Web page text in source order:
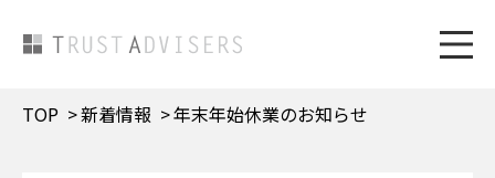
TOP 新着情報 年末年始休業のお知らせ